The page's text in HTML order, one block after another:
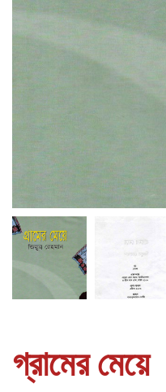
গ্রামের মেয়ে